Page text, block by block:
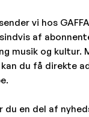
vi hos
af
musik og kultur.
kan du få direkte
du en del af